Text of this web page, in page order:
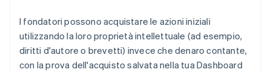
I fondatori possono acquistare le azioni iniziali
utilizzando la loro proprietà intellettuale (ad esempio,
diritti d'autore o brevetti) invece che denaro contante,
con la prova dell'acquisto salvata nella tua Dashboard